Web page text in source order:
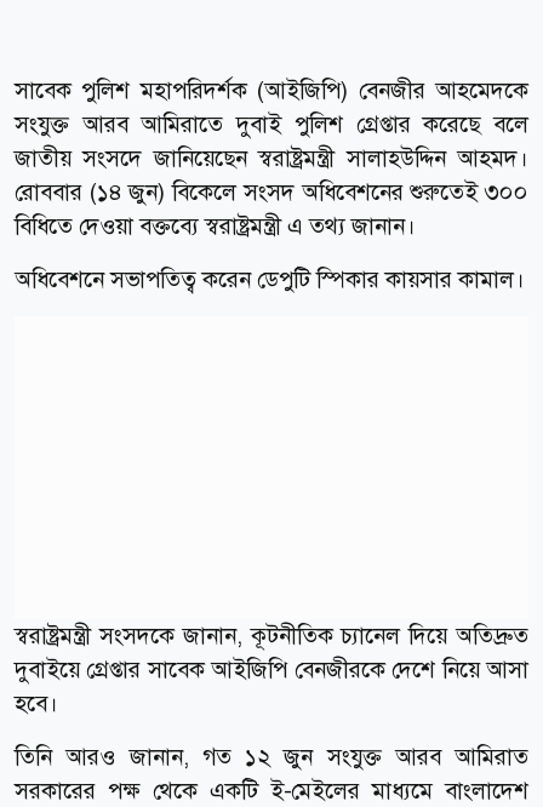
সাবেক পুলিশ মহাপরিদর্শক (আইজিপি) বেনজীর আহমেদকে
সংযুক্ত আরব আমিরাতে দুবাই পুলিশ গ্রেপ্তার করেছে বলে
জাতীয় সংসদে জানিয়েছেন স্বরাষ্ট্রমন্ত্রী সালাহউদ্দিন আহমদ।
রোববার (১৪ জুন) বিকেলে সংসদ অধিবেশনের শুরুতেই ৩০০
বিধিতে দেওয়া বক্তব্যে স্বরাষ্ট্রমন্ত্রী এ তথ্য জানান।
অধিবেশনে সভাপতিত্ব করেন ডেপুটি স্পিকার কায়সার কামাল।
স্বরাষ্ট্রমন্ত্রী সংসদকে জানান, কূটনীতিক চ্যানেল দিয়ে অতিদ্রুত
দুবাইয়ে গ্রেপ্তার সাবেক আইজিপি বেনজীরকে দেশে নিয়ে আসা
হবে।
তিনি আরও জানান, গত ১২ জুন সংযুক্ত আরব আমিরাত
সরকারের পক্ষ থেকে একটি ই-মেইলের মাধ্যমে বাংলাদেশ